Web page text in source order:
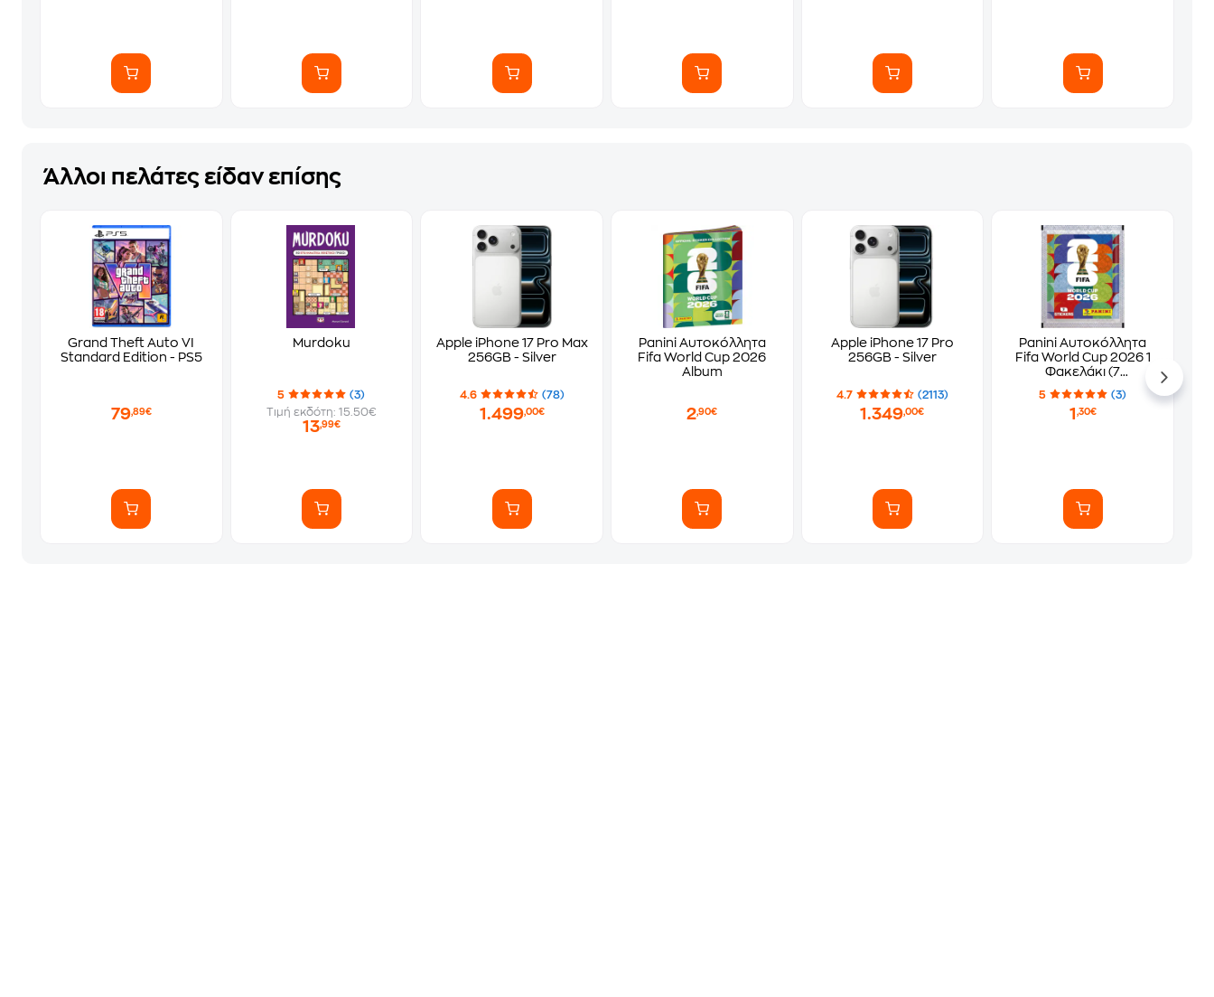
Άλλοι πελάτες είδαν επίσης
Grand Theft Auto VI
Standard Edition - PS5
79,89€
Murdoku
5
(3)
Τιμή εκδότη: 15.50€
13,99€
Apple iPhone 17 Pro Max
256GB - Silver
4.6 (78)
1.499,00€
Panini Αυτοκόλλητα
Fifa World Cup 2026
Album
2,90€
Apple iPhone 17 Pro
256GB - Silver
4.7 (2113)
1.349,00€
Panini Αυτοκόλλητα
Fifa World Cup 2026 1
Φακελάκι (7
Αυτοκόλλητα)
5 (3)
1 ,30€